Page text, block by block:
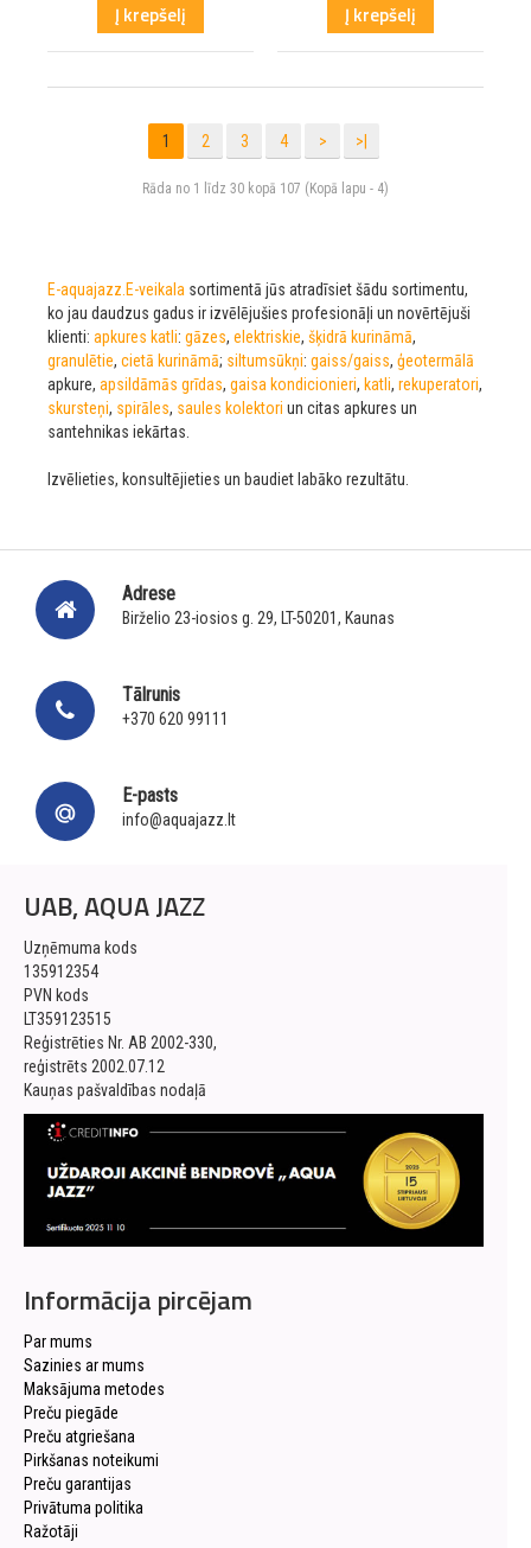
Į krepšelį Į krepšelį
1 2 3 4 > >|
Rāda no 1 līdz 30 kopā 107 (Kopā lapu - 4)
E-aquajazz.E-veikala sortimentā jūs atradīsiet šādu sortimentu,
ko jau daudzus gadus ir izvēlējušies profesionāļi un novērtējuši
klienti: apkures katli: gāzes, elektriskie, šķidrā kurināmā,
granulētie, cietā kurināmā; siltumsūkņi: gaiss/gaiss, ģeotermālā
apkure, apsildāmās grīdas, gaisa kondicionieri, katli, rekuperatori,
skursteņi, spirāles, saules kolektori un citas apkures un
santehnikas iekārtas.
Izvēlieties, konsultējieties un baudiet labāko rezultātu.
Adrese
Birželio 23-iosios g. 29, LT-50201, Kaunas
Tālrunis
+370 620 99111
E-pasts
info@aquajazz.lt
UAB, AQUA JAZZ
Uzņēmuma kods
135912354
PVN kods
LT359123515
Reģistrēties Nr. AB 2002-330,
reģistrēts 2002.07.12
Kauņas pašvaldības nodaļā
Informācija pircējam
Par mums
Sazinies ar mums
Maksājuma metodes
Preču piegāde
Preču atgriešana
Pirkšanas noteikumi
Preču garantijas
Privātuma politika
Ražotāji